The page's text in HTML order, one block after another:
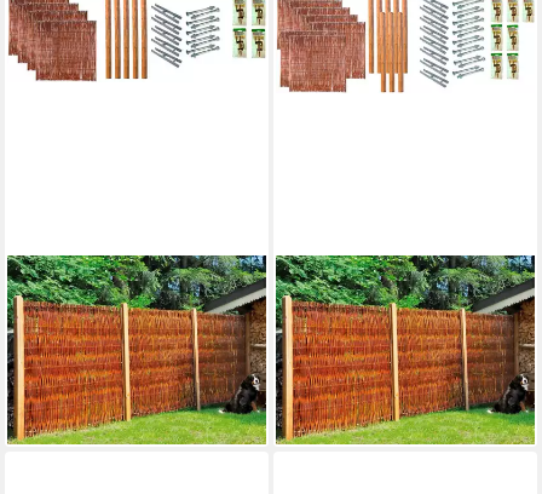
TETZNER & JENTZSCH
Weidenzaun Fontana 2, (Set),
4 Elemente, LxH: 765x180 cm
649,99 € UVP878,77 €
-26%
lieferbar in 2 Wochen
TETZNER & JENTZSCH
Weidenzaun Fontana 5, (Set),
7 Elemente, LxH: 1332x180
cm
1.479,99 €
lieferbar in 2 Wochen